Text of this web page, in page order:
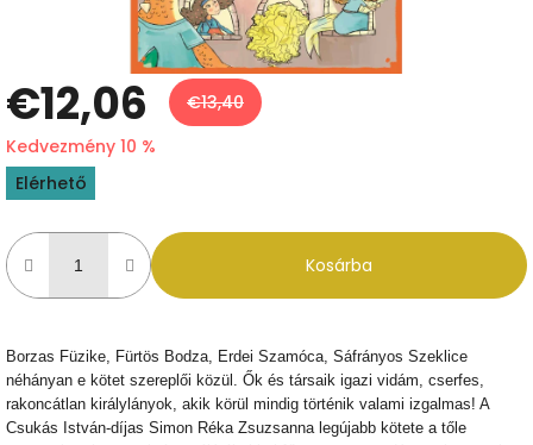
€12,06
€13,40
Kedvezmény 10 %
Egységár:
Elérhető
Kosárba
Borzas Füzike, Fürtös Bodza, Erdei Szamóca, Sáfrányos Szeklice
néhányan e kötet szereplői közül. Ők és társaik igazi vidám, cserfes,
rakoncátlan királylányok, akik körül mindig történik valami izgalmas! A
Csukás István-díjas Simon Réka Zsuzsanna legújabb kötete a tőle